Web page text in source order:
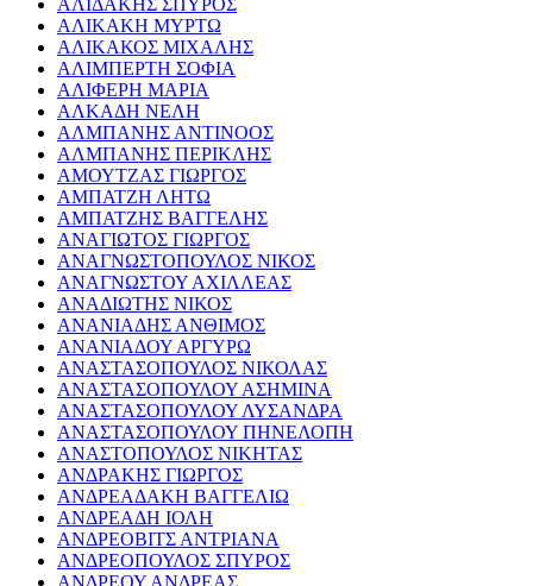
ΑΛΙΔΑΚΗΣ ΣΠΥΡΟΣ
ΑΛΙΚΑΚΗ ΜΥΡΤΩ
ΑΛΙΚΑΚΟΣ ΜΙΧΑΛΗΣ
ΑΛΙΜΠΕΡΤΗ ΣΟΦΙΑ
ΑΛΙΦΕΡΗ ΜΑΡΙΑ
ΑΛΚΑΔΗ ΝΕΛΗ
ΑΛΜΠΑΝΗΣ ΑΝΤΙΝΟΟΣ
ΑΛΜΠΑΝΗΣ ΠΕΡΙΚΛΗΣ
ΑΜΟΥΤΖΑΣ ΓΙΩΡΓΟΣ
ΑΜΠΑΤΖΗ ΛΗΤΩ
ΑΜΠΑΤΖΗΣ ΒΑΓΓΕΛΗΣ
ΑΝΑΓΙΩΤΟΣ ΓΙΩΡΓΟΣ
ΑΝΑΓΝΩΣΤΟΠΟΥΛΟΣ ΝΙΚΟΣ
ΑΝΑΓΝΩΣΤΟΥ ΑΧΙΛΛΕΑΣ
ΑΝΑΔΙΩΤΗΣ ΝΙΚΟΣ
ΑΝΑΝΙΑΔΗΣ ΑΝΘΙΜΟΣ
ΑΝΑΝΙΑΔΟΥ ΑΡΓΥΡΩ
ΑΝΑΣΤΑΣΟΠΟΥΛΟΣ ΝΙΚΟΛΑΣ
ΑΝΑΣΤΑΣΟΠΟΥΛΟΥ ΑΣΗΜΙΝΑ
ΑΝΑΣΤΑΣΟΠΟΥΛΟΥ ΛΥΣΑΝΔΡΑ
ΑΝΑΣΤΑΣΟΠΟΥΛΟΥ ΠΗΝΕΛΟΠΗ
ΑΝΑΣΤΟΠΟΥΛΟΣ ΝΙΚΗΤΑΣ
ΑΝΔΡΑΚΗΣ ΓΙΩΡΓΟΣ
ΑΝΔΡΕΑΔΑΚΗ ΒΑΓΓΕΛΙΩ
ΑΝΔΡΕΑΔΗ ΙΟΛΗ
ΑΝΔΡΕΟΒΙΤΣ ΑΝΤΡΙΑΝΑ
ΑΝΔΡΕΟΠΟΥΛΟΣ ΣΠΥΡΟΣ